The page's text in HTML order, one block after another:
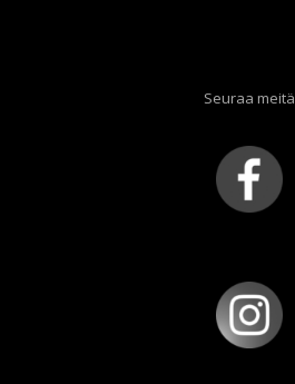
Seuraa meitä